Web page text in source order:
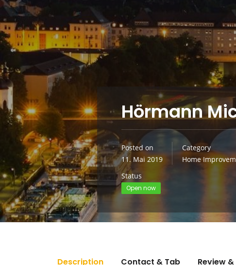
Hörmann
Posted on
11. Mai 2019
Category
Home
Status
Open now
Description Contact & Tab Review